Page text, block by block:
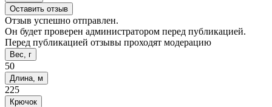
Оставить отзыв
Отзыв успешно отправлен.
Он будет проверен администратором перед публикацией.
Перед публикацией отзывы проходят модерацию
Вес, г
50
Длина, м
225
Крючок